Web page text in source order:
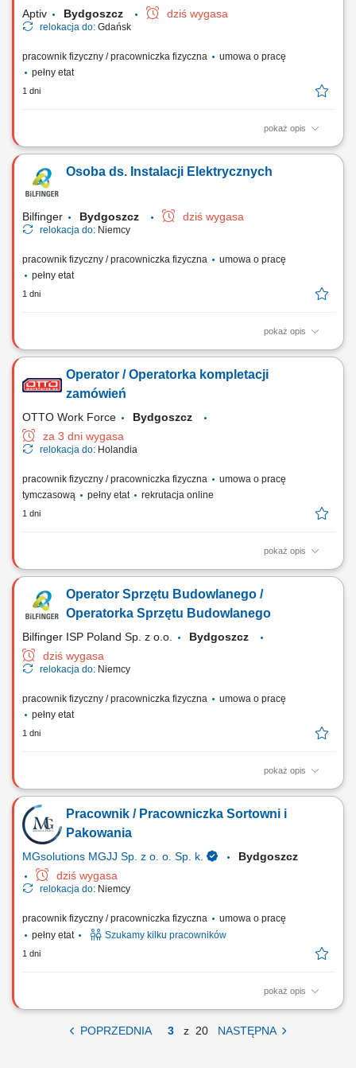
Aptiv Bydgoszcz dziś wygasa
relokacja do: Gdańsk
pracownik fizyczny / pracowniczka fizyczna
umowa o pracę
pełny etat
1 dni
pokaż opis
Twoja rola: Zapewnienie ciągłości produkcji oraz niezawodności
urządzeń produkcyjnych. Szybkie reagowanie na awarie i
dokumentowanie działań w bazie danych. Przygotowywanie linii do
Osoba ds. Instalacji Elektrycznych
Bilfinger Bydgoszcz dziś wygasa
relokacja do: Niemcy
pracownik fizyczny / pracowniczka fizyczna
umowa o pracę
pełny etat
1 dni
pokaż opis
Opis stanowiska Realizacja prac elektrycznych przy inwestycjach
Instalacja transformatorów i urządzeń technologicznych. Wykonywanie
tras kablowych oraz podłączanie instalacji przemysłowych. Montaż
Operator / Operatorka kompletacji
zamówień
OTTO Work Force
Bydgoszcz
za 3 dni wygasa
relokacja do: Holandia
pracownik fizyczny / pracowniczka fizyczna
umowa o pracę
tymczasową
pełny etat rekrutacja online
1 dni
pokaż opis
Opis stanowiska Realizacja procesów magazynowych związanych z
przygotowywanie przesyłek do transportu; Kompletowanie zamówień
zgodnie z dokumentacją magazynową; Sortowanie, przepakowywanie i
Operator Sprzętu Budowlanego /
Operatorka Sprzętu Budowlanego
Bilfinger ISP Poland Sp. z o.o.
Bydgoszcz
dziś wygasa
relokacja do: Niemcy
pracownik fizyczny / pracowniczka fizyczna
umowa o pracę
pełny etat
1 dni
pokaż opis
Opis stanowiska Prowadzenie prac z wykorzystaniem maszyn
budowlanych zgodnie z zakresem posiadanych uprawnień.
Wykonywanie robót ziemnych oraz innych prac budowlanych na
realizowanych inwestycjach. Codzienna kontrola sprawności
technicznej maszyn i zgłaszanie usterek. Przestrzeganie zasad...
Pracownik / Pracowniczka Sortowni i
Pakowania
MGsolutions MGJJ Sp. z o. o. Sp. k.
Bydgoszcz
dziś wygasa
relokacja do: Niemcy
pracownik fizyczny / pracowniczka fizyczna
umowa o pracę
pełny etat
Szukamy kilku pracowników
1 dni
pokaż opis
Twoje zadania: Realizacja prostych prac magazynowych o charakterze
Konfekcjonowanie produktów według zamówień; Kontrola jakości i
POPRZEDNIA 3 z 20 NASTĘPNA